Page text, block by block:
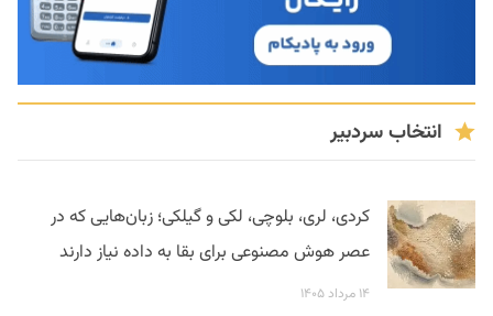
انتخاب سردبیر
کردی، لری، بلوچی، لکی و گیلکی؛ زبان‌هایی که در
عصر هوش مصنوعی برای بقا به داده نیاز دارند
۱۴ مرداد ۱۴۰۵